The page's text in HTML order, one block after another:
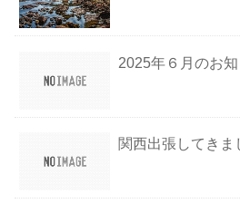
2025年６月のお
関西出張してきま